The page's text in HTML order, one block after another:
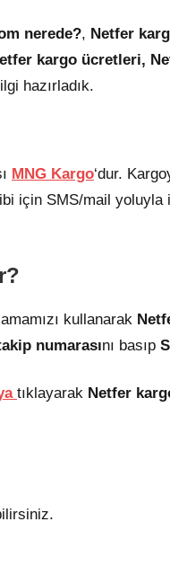
nerede?, Netfer
kargo ücretleri,
hazırladık.
MNG Kargo‘dur.
için SMS/mail yoluyla
kullanarak
numarasını basıp
tıklayarak Netfer